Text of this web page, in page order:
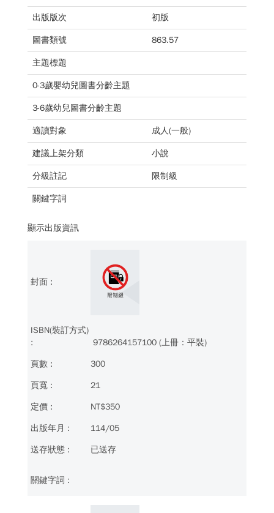
出版版次 初版
圖書類號 863.57
主題標題
0-3歲嬰幼兒圖書分齡主題
3-6歲幼兒圖書分齡主題
適讀對象 成人(一般)
建議上架分類 小說
分級註記 限制級
關鍵字詞
顯示出版資訊
9786264157100 (上冊：平裝)
300
21
NT$350
114/05
已送存